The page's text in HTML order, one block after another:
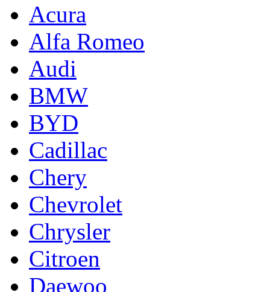
Acura
Alfa Romeo
Audi
BMW
BYD
Cadillac
Chery
Chevrolet
Chrysler
Citroen
Daewoo